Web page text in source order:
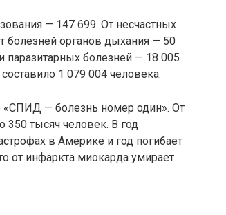
— 147 699. От несчастных
болезней органов дыхания — 50
болезней — 18 005
1 079 004 человека.
— болезнь номер один». От
350 тысяч человек. В год
в Америке и год погибает
от инфаркта миокарда умирает